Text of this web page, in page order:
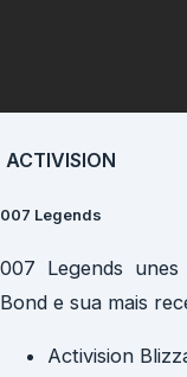
ACTIVISION
007 Legends
007 Legends
Bond e sua mais
Activision